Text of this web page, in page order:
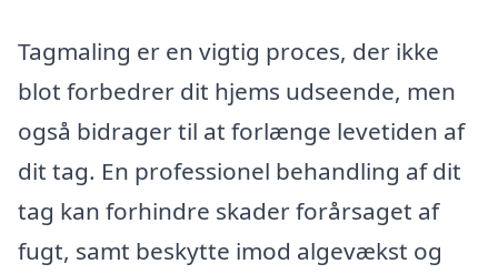
Tagmaling er en vigtig proces, der ikke
blot forbedrer dit hjems udseende, men
også bidrager til at forlænge levetiden af
dit tag. En professionel behandling af dit
tag kan forhindre skader forårsaget af
fugt, samt beskytte imod algevækst og